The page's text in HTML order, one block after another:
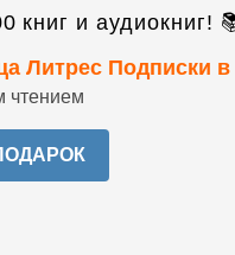
книг и аудиокниг!
Литрес Подписки в
чтением